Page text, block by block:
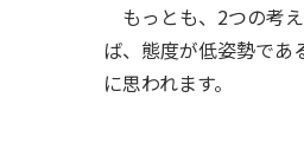
もっとも、2つの考
ば、態度が低姿勢であ
に思われます。